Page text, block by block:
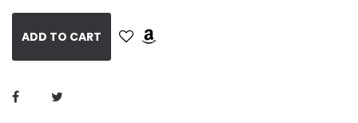
ADD TO CART